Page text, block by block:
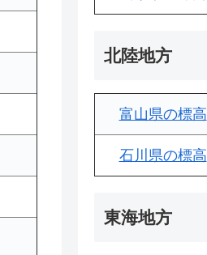
北陸地方
富山県の標高
石川県の標高
東海地方